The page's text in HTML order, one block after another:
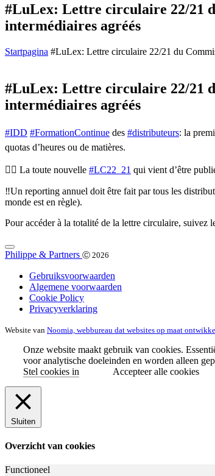
#LuLex: Lettre circulaire 22/21
intermédiaires agréés
Startpagina #LuLex: Lettre circulaire 22/21 du
#LuLex: Lettre circulaire 22/21
intermédiaires agréés
#IDD #FormationContinue des #distributeurs: la
quotas d’heures ou de matières.
👉🏻 La toute nouvelle #LC22_21 qui vient d’être
‼️Un reporting annuel doit être fait par tous les
monde est en règle).
Pour accéder à la totalité de la lettre circulaire, suivez
Philippe & Partners Ⓒ 2026
Gebruiksvoorwaarden
Algemene voorwaarden
Cookie Policy
Privacyverklaring
Website van Noomia, webbureau dat websites op maat
Onze website maakt gebruik van cookies.
voor analytische doeleinden en worden alleen
Stel cookies in
Accepteer alle cookies
Sluiten
Overzicht van cookies
Functioneel